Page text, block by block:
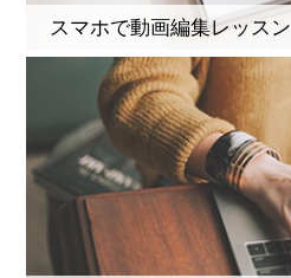
スマホで動画編集レッスン